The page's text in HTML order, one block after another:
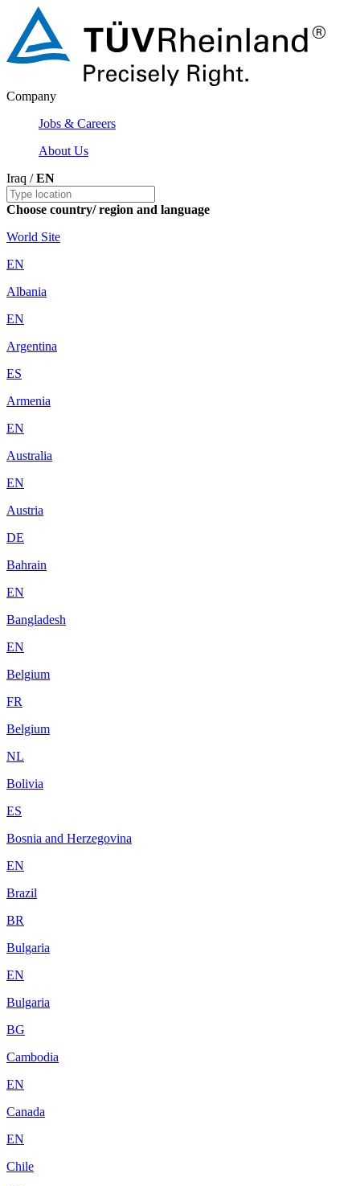
Company
Jobs & Careers
About Us
Iraq /EN
Choose country/ region and language
World Site
EN
Albania
EN
Argentina
ES
Armenia
EN
Australia
EN
Austria
DE
Bahrain
EN
Bangladesh
EN
Belgium
FR
Belgium
NL
Bolivia
ES
Bosnia and Herzegovina
EN
Brazil
BR
Bulgaria
EN
Bulgaria
BG
Cambodia
EN
Canada
EN
Chile